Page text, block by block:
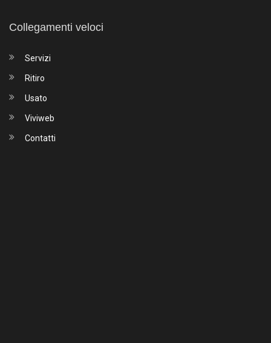
Collegamenti veloci
Servizi
Ritiro
Usato
Viviweb
Contatti